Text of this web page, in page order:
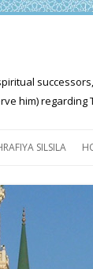
him) regarding
SILSILA
PATH
THE SEEKER
EXPLAINED